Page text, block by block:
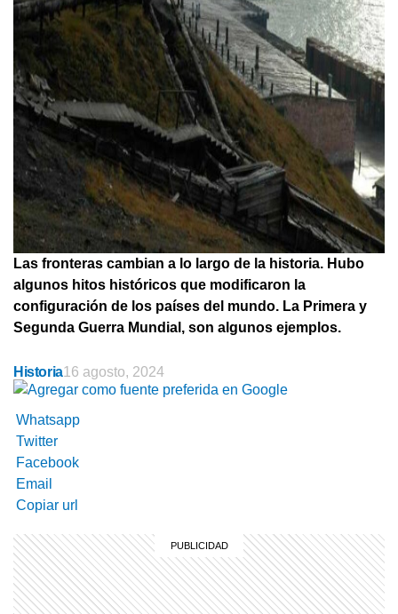
Las fronteras cambian a lo largo de la historia. Hubo
algunos hitos históricos que modificaron la
configuración de los países del mundo. La Primera y
Segunda Guerra Mundial, son algunos ejemplos.
Historia16 agosto, 2024
Whatsapp
Twitter
Facebook
Email
Copiar url